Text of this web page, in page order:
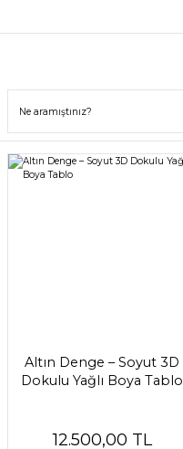
Altın Denge – Soyut 3D
Dokulu Yağlı Boya Tablo
12.500,00 TL